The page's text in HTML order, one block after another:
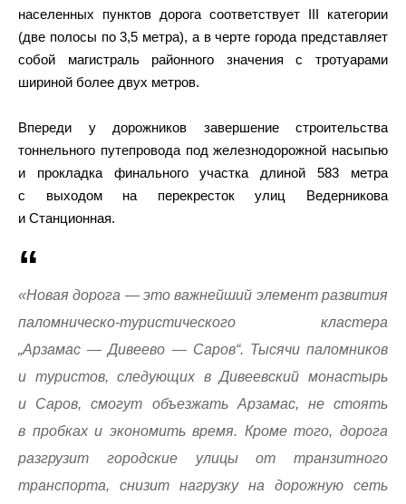
населенных пунктов дорога соответствует III категории
(две полосы по 3,5 метра), а в черте города представляет
собой магистраль районного значения с тротуарами
шириной более двух метров.
Впереди у дорожников завершение строительства
тоннельного путепровода под железнодорожной насыпью
и прокладка финального участка длиной 583 метра
с выходом на перекресток улиц Ведерникова
и Станционная.
«Новая дорога — это важнейший элемент развития
паломническо-туристического кластера
„Арзамас — Дивеево — Саров“. Тысячи паломников
и туристов, следующих в Дивеевский монастырь
и Саров, смогут объезжать Арзамас, не стоять
в пробках и экономить время. Кроме того, дорога
разгрузит городские улицы от транзитного
транспорта, снизит нагрузку на дорожную сеть